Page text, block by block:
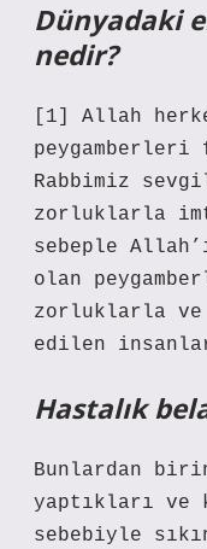
Dünyadaki
nedir?
[1] Allah
Rabbimiz
zorluklarla
sebeple
olan
zorluklarla ve
edilen
Hastalık
Bunlardan
yaptıkları ve
sebebiyle